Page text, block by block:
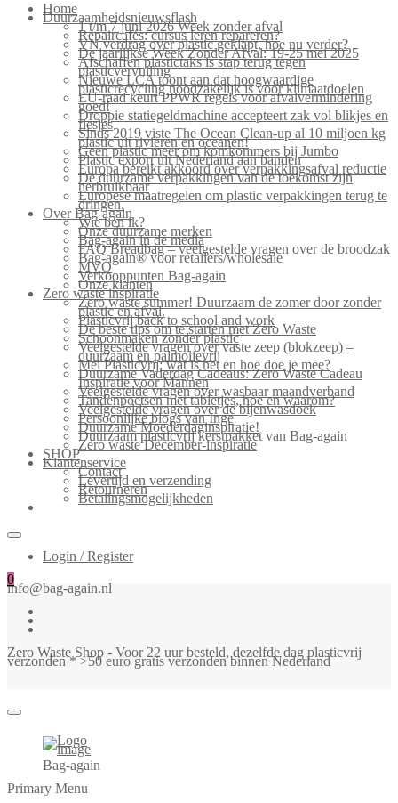
Home
Duurzaamheidsnieuwsflash
1 t/m 7 juni 2026 Week zonder afval
Repaircafés: cursus leren repareren?
VN verdrag over plastic geklapt, hoe nu verder?
De jaarlijkse Week Zonder Afval: 19-25 mei 2025
Afschaffen plastictaks is stap terug tegen
plasticvervuiling
Nieuwe LCA toont aan dat hoogwaardige
plasticrecycling noodzakelijk is voor klimaatdoelen
EU-raad keurt PPWR regels voor afvalvermindering
goed!
Droppie statiegeldmachine accepteert zak vol blikjes en
flesjes
Sinds 2019 viste The Ocean Clean-up al 10 miljoen kg
plastic uit rivieren en oceanen!
Geen plastic meer om komkommers bij Jumbo
Plastic export uit Nederland aan banden
Europa bereikt akkoord over verpakkingsafval reductie
De duurzame verpakkingen van de toekomst zijn
herbruikbaar
Europese maatregelen om plastic verpakkingen terug te
dringen.
Over Bag-again
Wie ben ik?
Onze duurzame merken
Bag-again in de media
FAQ Breadbag – veelgestelde vragen over de broodzak
Bag-again® voor retailers/wholesale
MVO
Verkooppunten Bag-again
Onze klanten
Zero waste inspiratie
Zero waste summer! Duurzaam de zomer door zonder
plastic en afval.
Plasticvrij back to school and work
De beste tips om te starten met Zero Waste
Schoonmaken zonder plastic
Veelgestelde vragen over vaste zeep (blokzeep) –
duurzaam en palmolievrij
Mei Plasticvrij: wat is het en hoe doe je mee?
Duurzame Vaderdag Cadeaus: Zero Waste Cadeau
Inspiratie voor Mannen
Veelgestelde vragen over wasbaar maandverband
Tandenpoetsen met tabletjes, hoe en waarom?
Veelgestelde vragen over de bijenwasdoek
Persoonlijke blogs van Inge
Duurzame Moederdaginspiratie!
Duurzaam plasticvrij kerstpakket van Bag-again
Zero waste December-inspiratie
SHOP
Klantenservice
Contact
Levertijd en verzending
Retourneren
Betalingsmogelijkheden
Login / Register
0
info@bag-again.nl
Zero Waste Shop - Voor 22 uur besteld, dezelfde dag plasticvrij
verzonden * >50 euro gratis verzonden binnen Nederland
Bag-again
Primary Menu